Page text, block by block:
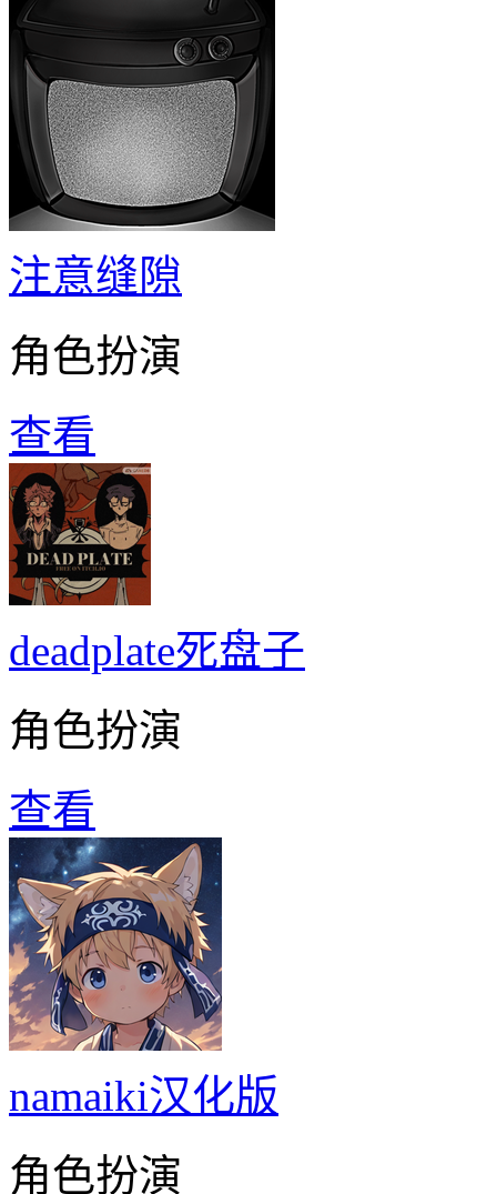
注意缝隙
角色扮演
查看
deadplate死盘子
角色扮演
查看
namaiki汉化版
角色扮演